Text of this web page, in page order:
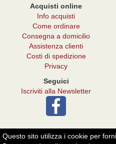
Acquisti online
Info acquisti
Come ordinare
Consegna a domicilio
Assistenza clienti
Costi di spedizione
Privacy
Seguici
Iscriviti alla Newsletter
Questo sito utilizza i cookie per